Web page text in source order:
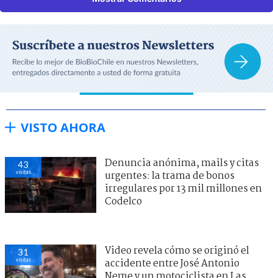
VISTO AHORA
43
visitas
Denuncia anónima, mails y citas
urgentes: la trama de bonos
irregulares por 13 mil millones en
Codelco
31
visitas
Video revela cómo se originó el
accidente entre José Antonio